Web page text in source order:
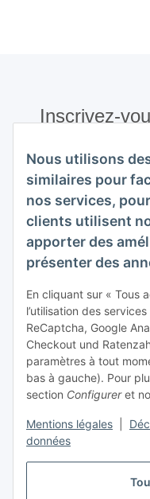
Nous utilisons
similaires pour
nos services,
clients utilisent
apporter des
présenter des
En cliquant sur « Tous
l’utilisation des
ReCaptcha, Google
Checkout und
paramètres à tout
bas à gauche). Pour
section Configureret
Mentions légales
données
Inscrivez-
conformément à
informations sur
Inscrivez-vous à notre
infos acheteur
Informations
Mentions légales